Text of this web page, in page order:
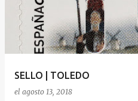
SELLO | TOLEDO
el agosto 13, 2018